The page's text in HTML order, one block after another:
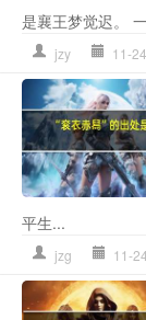
是襄王梦觉迟。
jzy 11-24
平生...
jzg 11-24